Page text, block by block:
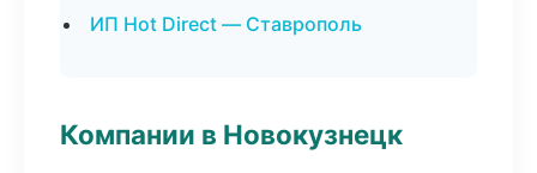
ИП Hot Direct — Ставрополь
Компании в Новокузнецк